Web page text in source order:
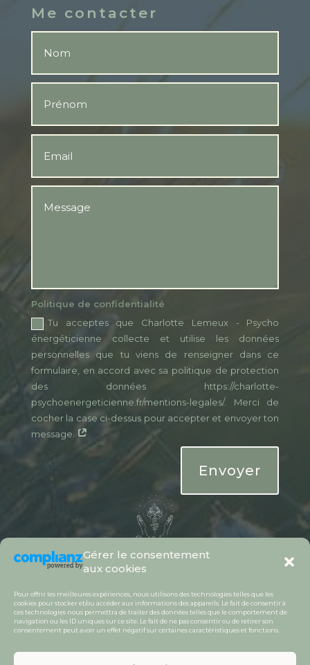
Gérer le consentement
aux cookies
Pour offrir les meilleures expériences, nous utilisons des technologies telles que les
cookies pour stocker et/ou accéder aux informations des appareils. Le fait de consentir à
ces technologies nous permettra de traiter des données telles que le comportement de
navigation ou les ID uniques sur ce site. Le fait de ne pas consentir ou de retirer son
consentement peut avoir un effet négatif sur certaines caractéristiques et fonctions.
Me contacter
Politique de confidentialité
Tu acceptes que Charlotte Lemeux - Psycho
énergéticienne collecte et utilise les données
personnelles que tu viens de renseigner dans ce
formulaire, en accord avec sa politique de protection
des données https://charlotte-
psychoenergeticienne.fr/mentions-legales/. Merci de
cocher la case ci-dessus pour accepter et envoyer ton
message.
Envoyer
Copyright©charlotte-psychoenergeticienne.fr
2026 / Tous droits réservés /CGV/Mentions